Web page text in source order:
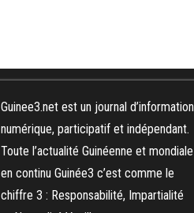
Guinee3.net est un journal d’information
numérique, participatif et indépendant.
Toute l’actualité Guinéenne et mondiale
en continu Guinée3 c’est comme le
chiffre 3 : Responsabilité, Impartialité